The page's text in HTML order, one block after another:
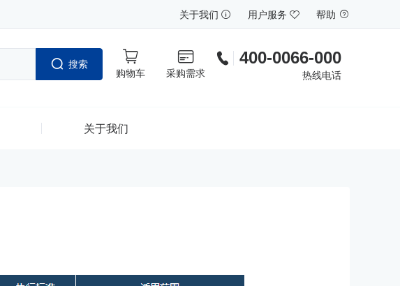
关于我们 用户服务 帮助
搜索
购物车 采购需求
400-0066-000
热线电话
关于我们